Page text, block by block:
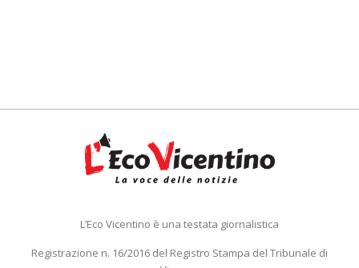
L’Eco Vicentino è una testata giornalistica
Registrazione n. 16/2016 del Registro Stampa del Tribunale di